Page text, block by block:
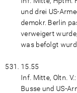
und drei US-
demokr. Berlin
verweigert
was befolgt
15.55
Inf. Mitte, Oltn.
Busse und US-